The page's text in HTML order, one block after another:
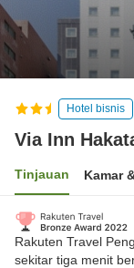
Hotel bisnis
Via Inn
Tinjauan Kamar
Rakuten Travel
sekitar tiga menit